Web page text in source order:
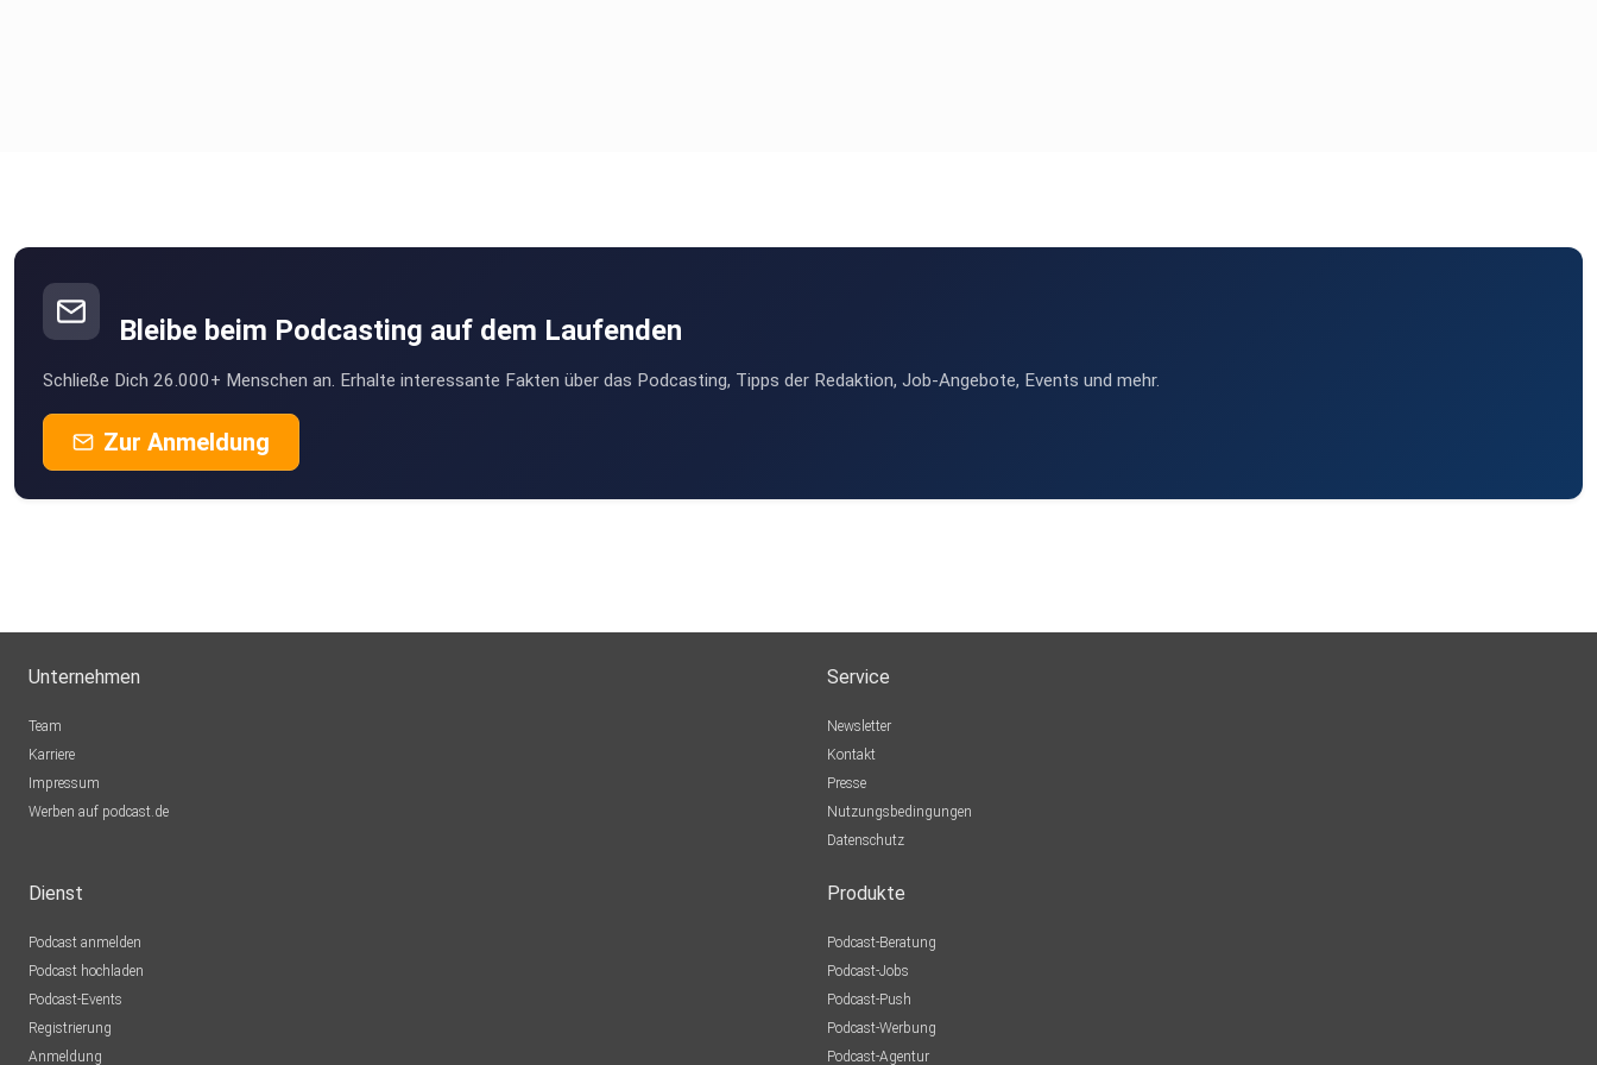
Bleibe beim Podcasting auf dem Laufenden
Schließe Dich 26.000+ Menschen an. Erhalte interessante Fakten über das Podcasting, Tipps der Redaktion, Job-Angebote, Events und mehr.
Zur Anmeldung
Unternehmen
Team
Karriere
Impressum
Werben auf podcast.de
Service
Newsletter
Kontakt
Presse
Nutzungsbedingungen
Datenschutz
Dienst
Podcast anmelden
Podcast hochladen
Podcast-Events
Registrierung
Anmeldung
Produkte
Podcast-Beratung
Podcast-Jobs
Podcast-Push
Podcast-Werbung
Podcast-Agentur